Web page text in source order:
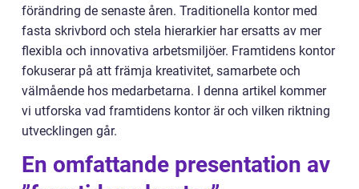
förändring de senaste åren. Traditionella kontor med
fasta skrivbord och stela hierarkier har ersatts av mer
flexibla och innovativa arbetsmiljöer. Framtidens kontor
fokuserar på att främja kreativitet, samarbete och
välmående hos medarbetarna. I denna artikel kommer
vi utforska vad framtidens kontor är och vilken riktning
utvecklingen går.
En omfattande presentation av